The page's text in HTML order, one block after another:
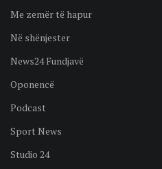
Me zemër të hapur
Në shënjester
News24 Fundjavë
Oponencë
Podcast
Sport News
Studio 24